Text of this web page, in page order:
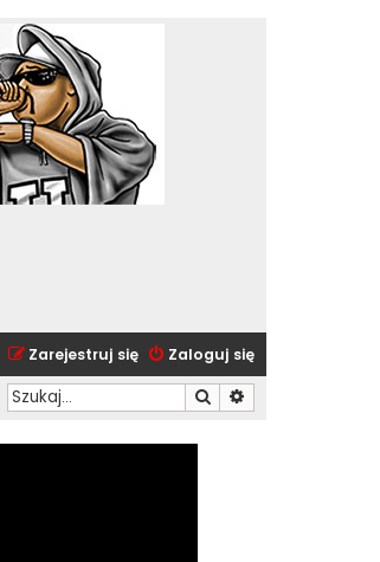
Zaloguj się
Zarejestruj się
Szukaj